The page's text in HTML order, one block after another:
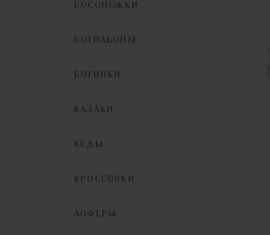
БОСОНОЖКИ
БОТИЛЬОНЫ
БОТИНКИ
КАЗАКИ
КЕДЫ
КРОССОВКИ
ЛОФЕРЫ